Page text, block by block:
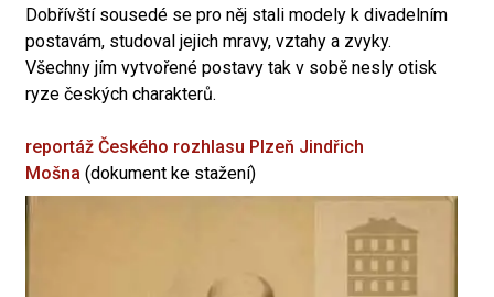
Dobřívští sousedé se pro něj stali modely k divadelním
postavám, studoval jejich mravy, vztahy a zvyky.
Všechny jím vytvořené postavy tak v sobě nesly otisk
ryze českých charakterů.
reportáž Českého rozhlasu Plzeň Jindřich
Mošna (dokument ke stažení)